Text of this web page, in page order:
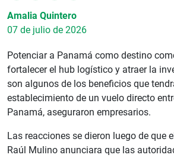
Amalia Quintero
07 de julio de 2026
Potenciar a Panamá como destino
fortalecer el hub logístico y atraer la
son algunos de los beneficios que
establecimiento de un vuelo directo
Panamá, aseguraron empresarios.
Las reacciones se dieron luego de que
Raúl Mulino anunciara que las